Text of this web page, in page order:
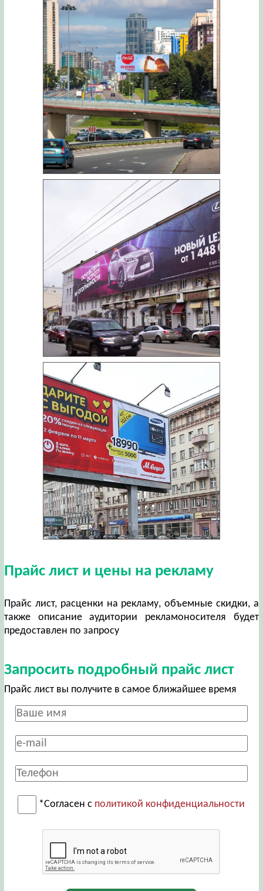
Прайс лист и цены на рекламу
Прайс лист, расценки на рекламу, объемные скидки, а
также описание аудитории рекламоносителя будет
предоставлен по запросу
Запросить подробный прайс лист
Прайс лист вы получите в самое ближайшее время
*Согласен с политикой конфиденциальности